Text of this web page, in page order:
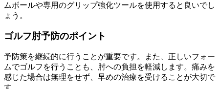
ムボールや専用のグリップ強化ツールを使用すると良いでし
ょう。
ゴルフ肘予防のポイント
予防策を継続的に行うことが重要です。また、正しいフォー
ムでゴルフを行うことも、肘への負担を軽減します。痛みを
感じた場合は無理をせず、早めの治療を受けることが大切で
す。